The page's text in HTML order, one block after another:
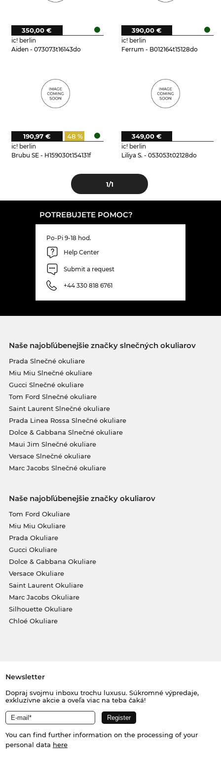
ic! berlin
Aiden - 073073t16143do
350,00 €
ic! berlin
Ferrum - B012164t15128do
390,00 €
ic! berlin
Brubu SE - H159030t154131f
48 %
190,97 €
ic! berlin
Liliya S. - 053053t02128do
349,00 €
1/1
POTREBUJETE POMOC?
Po-Pi 9-18 hod.
Help Center
Submit a request
+44 330 818 6761
Naše najobľúbenejšie značky slnečných okuliarov
Prada Slnečné okuliare
Miu Miu Slnečné okuliare
Gucci Slnečné okuliare
Tom Ford Slnečné okuliare
Saint Laurent Slnečné okuliare
Prada Linea Rossa Slnečné okuliare
Dolce & Gabbana Slnečné okuliare
Maui Jim Slnečné okuliare
Versace Slnečné okuliare
Marc Jacobs Slnečné okuliare
Naše najobľúbenejšie značky okuliarov
Tom Ford Okuliare
Miu Miu Okuliare
Prada Okuliare
Gucci Okuliare
Dolce & Gabbana Okuliare
Versace Okuliare
Saint Laurent Okuliare
Marc Jacobs Okuliare
Silhouette Okuliare
Chloé Okuliare
Newsletter
Dopraj svojmu inboxu trochu luxusu. Súkromné výpredaje,
exkluzívne akcie a oveľa viac na teba čaká!
You can find further information on the processing of your
personal data here